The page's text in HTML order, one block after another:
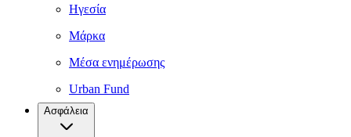
Ηγεσία
Μάρκα
Μέσα ενημέρωσης
Urban Fund
Ασφάλεια